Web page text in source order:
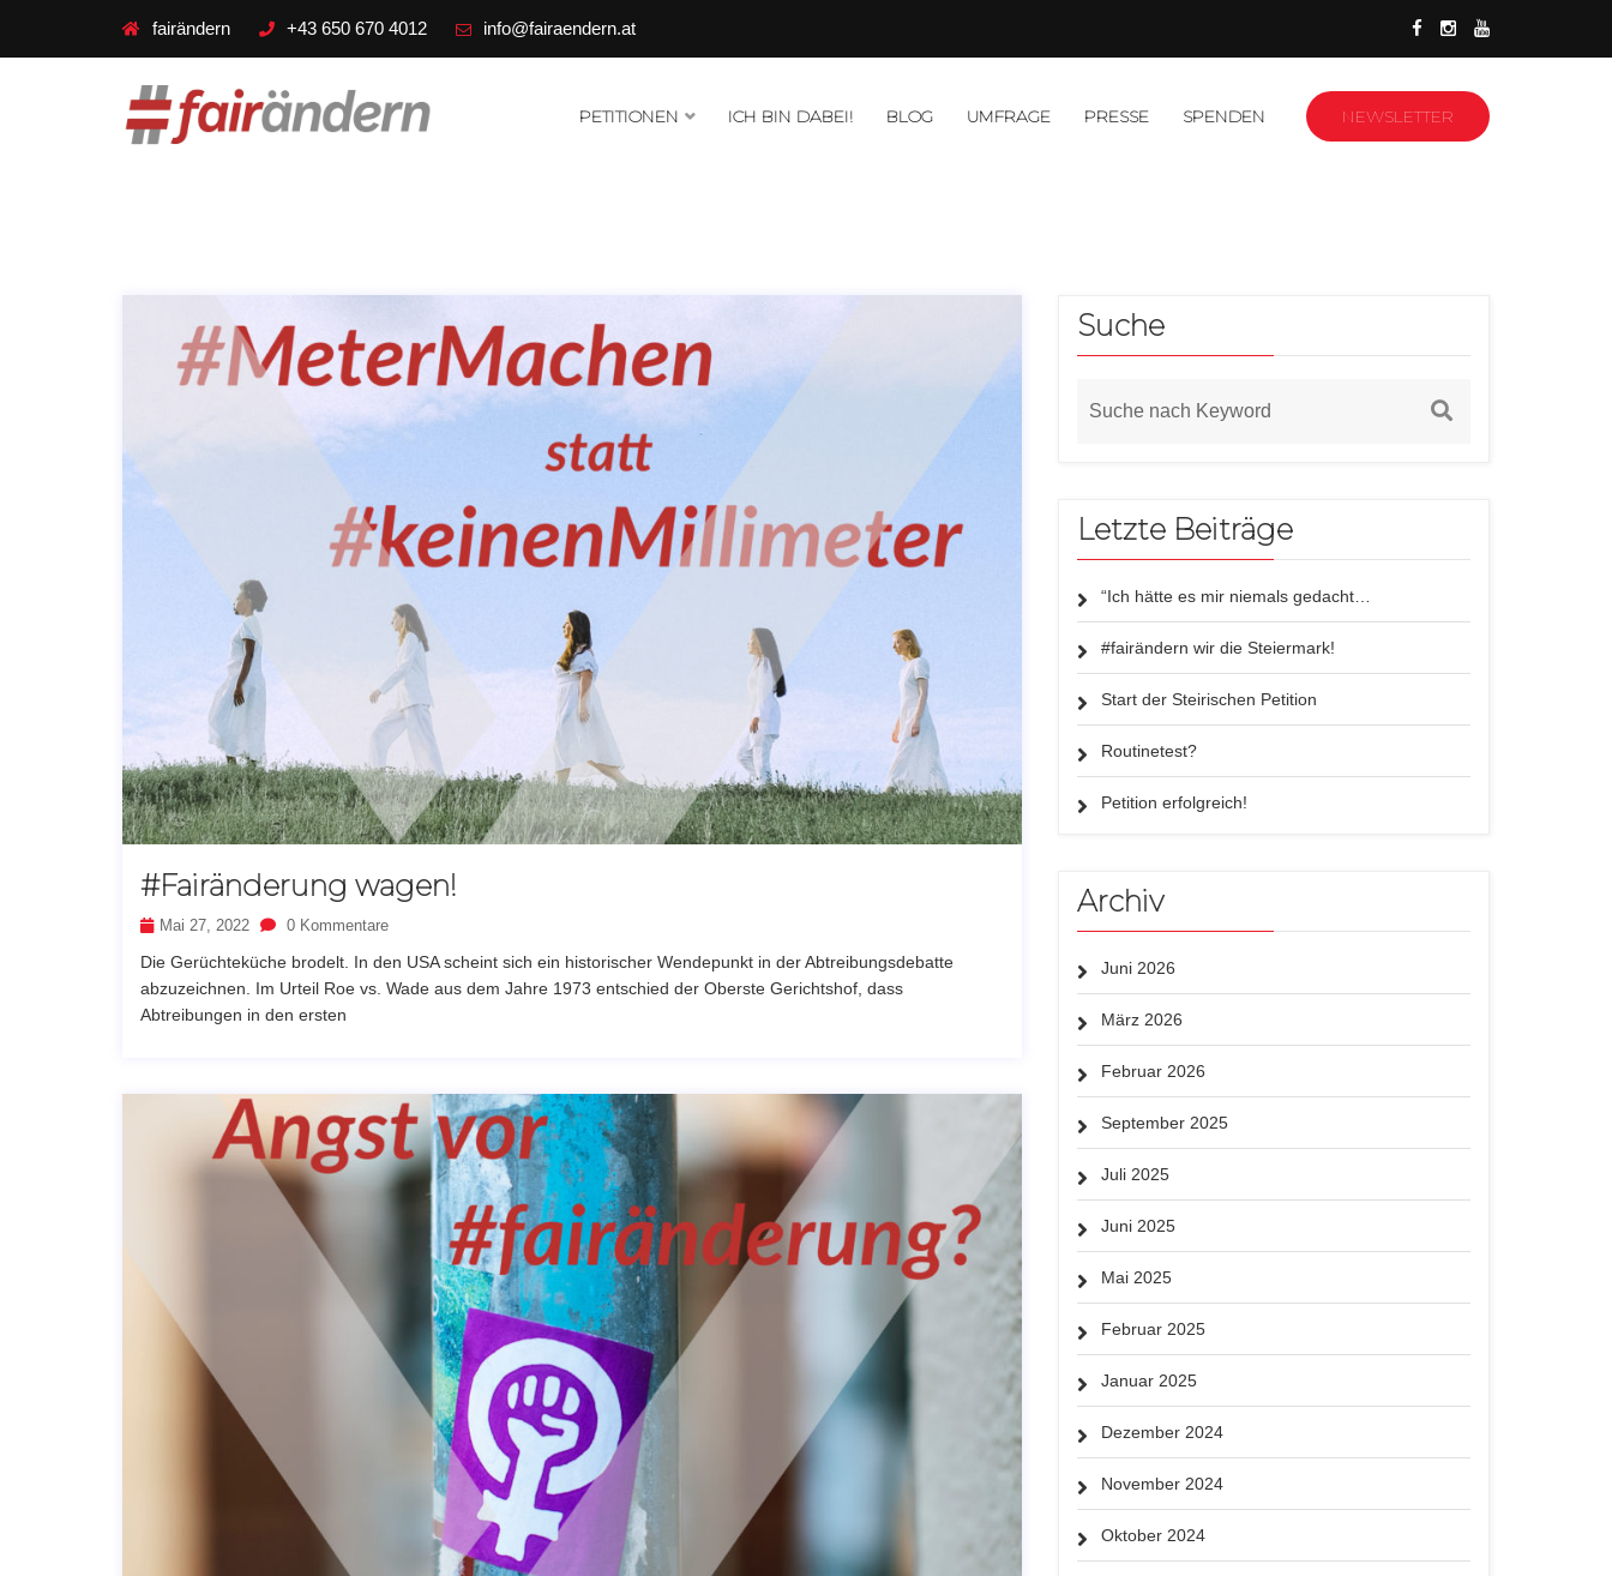
fairändern +43 650 670 4012 info@fairaendern.at
PETITIONEN ICH BIN DABEI! BLOG UMFRAGE PRESSE SPENDEN NEWSLETTER
#Fairänderung wagen!
Mai 27, 2022 0 Kommentare
Die Gerüchteküche brodelt. In den USA scheint sich ein historischer Wendepunkt in der Abtreibungsdebatte
abzuzeichnen. Im Urteil Roe vs. Wade aus dem Jahre 1973 entschied der Oberste Gerichtshof, dass
Abtreibungen in den ersten
Suche
Letzte Beiträge
“Ich hätte es mir niemals gedacht…
#fairändern wir die Steiermark!
Start der Steirischen Petition
Routinetest?
Petition erfolgreich!
Archiv
Juni 2026
März 2026
Februar 2026
September 2025
Juli 2025
Juni 2025
Mai 2025
Februar 2025
Januar 2025
Dezember 2024
November 2024
Oktober 2024